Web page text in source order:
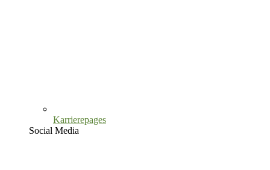
Karrierepages
Social Media